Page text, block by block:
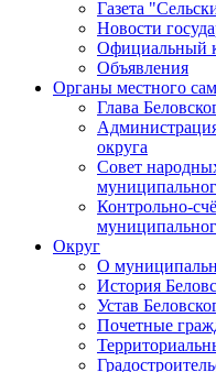
Газета
Новости
Официальный
Объявления
Органы местного
Глава
округа
Совет
Контрольно-
Округ
О
История
Устав
Почетные